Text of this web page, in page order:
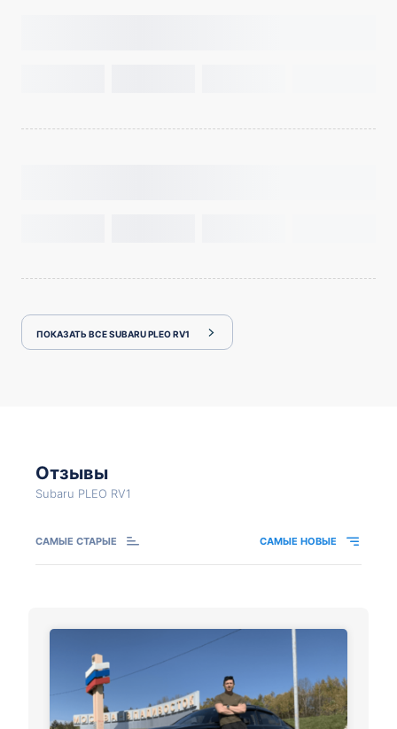
ПОКАЗАТЬ ВСЕ SUBARU PLEO RV1
Отзывы
Subaru PLEO RV1
САМЫЕ СТАРЫЕ САМЫЕ НОВЫЕ